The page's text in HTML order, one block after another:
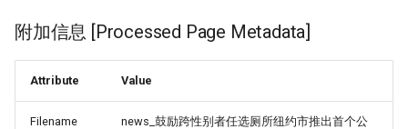
附加信息 [Processed Page Metadata]
Attribute Value
Filename
news_鼓励跨性别者任选厕所纽约市推出首个公